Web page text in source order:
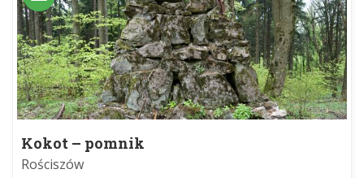
Kokot – pomnik
Rościszów